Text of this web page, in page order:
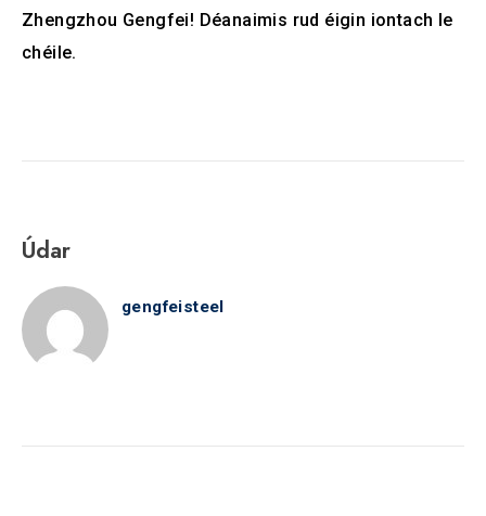
Zhengzhou Gengfei! Déanaimis rud éigin iontach le
chéile.
Údar
gengfeisteel